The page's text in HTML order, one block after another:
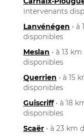
intervenants
Lanvénégen •
disponibles
Meslan • à 13
disponibles
Querrien • à 15
disponibles
Guiscriff• à 18
disponibles
Scaër • à 23 km